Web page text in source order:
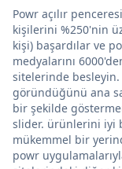
Powr açılır
kişilerini %250'nin
kişi) başardılar ve
medyalarını
sitelerinde
göründüğünü ana
bir şekilde
slider. ürünlerini iyi
mükemmel bir
powr